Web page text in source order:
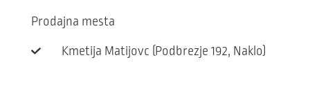
Prodajna mesta
Kmetija Matijovc (Podbrezje 192, Naklo)